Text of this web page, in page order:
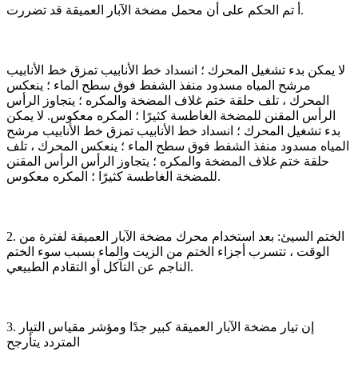
أ تم الحكم على أن محمل مضخة الآبار العميقة قد تضررت.
لا يمكن بدء تشغيل المحرك ؛ انسداد خط الأنابيب تمزق خط الأنابيب
مرشح المياه مسدود منفذ الشفط فوق سطح الماء ؛ ينعكس
المحرك ، تلف حلقة ختم غلاف المضخة والمكره ؛ يتجاوز الرأس
الرأس المقنن للمضخة الغاطسة كثيرًا ؛ المكره معكوس. لا يمكن
بدء تشغيل المحرك ؛ انسداد خط الأنابيب تمزق خط الأنابيب مرشح
المياه مسدود منفذ الشفط فوق سطح الماء ؛ ينعكس المحرك ، تلف
حلقة ختم غلاف المضخة والمكره ؛ يتجاوز الرأس الرأس المقنن
للمضخة الغاطسة كثيرًا ؛ المكره معكوس.
2. الختم السيئ: بعد استخدام محرك مضخة الآبار العميقة لفترة من
الوقت ، تتسرب أجزاء الختم من الزيت والماء بسبب سوء الختم
الناجم عن التآكل أو التقادم الطبيعي.
3. إن تيار مضخة الآبار العميقة كبير جدًا ومؤشر مقياس التيار
المتردد يتأرجح